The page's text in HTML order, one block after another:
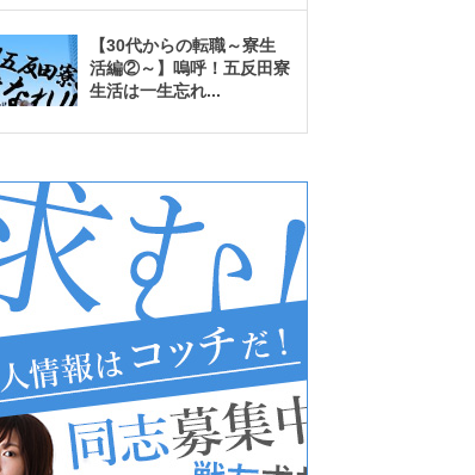
【30代からの転職～寮生
活編②～】嗚呼！五反田寮
生活は一生忘れ...